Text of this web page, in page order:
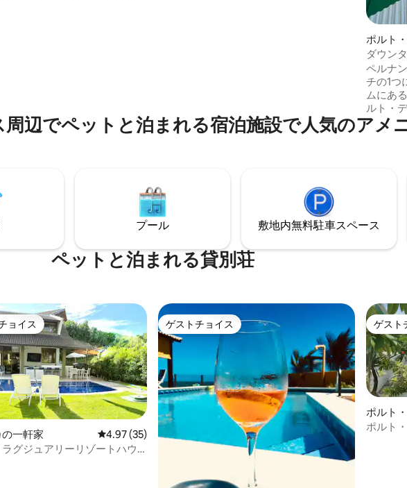
ットあたり1.10レアル、Pg
ポルト
マンシ
ダウン
パート
ペルナ
チの1つ
ムにあ
ルト・
に近い
ザ07の
ベキュ
画やシ
だけま
辺⁠でペ⁠ッ⁠ト⁠と泊⁠ま⁠れ⁠る宿⁠泊⁠施⁠設⁠で人⁠気⁠のア⁠メ⁠
プール 敷地内無料駐⁠車ス⁠ペ⁠ー⁠ス
ペットと泊まれる貸別荘
つ星の平均評価
ストチョイスです。
ョイス
一軒家 レビュー35件、5つ星中4.97つ星の平均評価
4.97 (35)
グジュアリーリゾートハウ
ゲストチョイス
ゲストチョイス ゲスト
ゲスト
ポルト
一軒家
ポルト